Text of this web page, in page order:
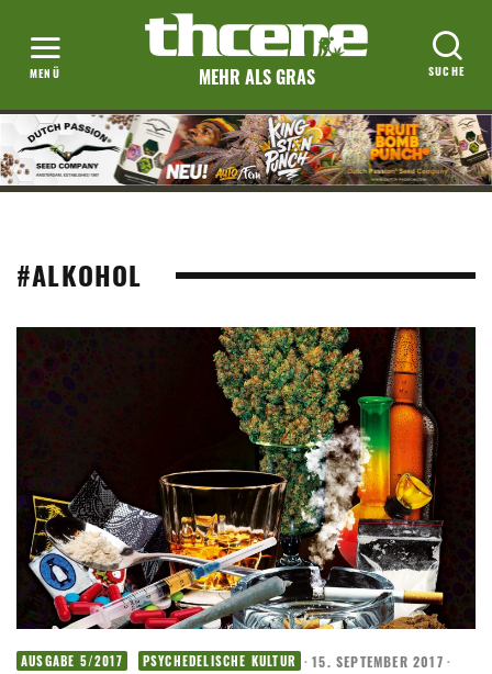
MEHR ALS GRAS
#ALKOHOL
AUSGABE 5/2017 PSYCHEDELISCHE KULTUR · 15. SEPTEMBER 2017 ·